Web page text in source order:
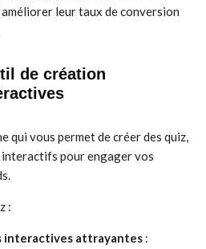
leur taux de conversion
de création
qui vous permet de créer des quiz,
pour engager vos
:
interactives attrayantes :